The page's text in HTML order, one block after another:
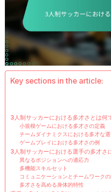
Key sections in the article:
3人制サッカーにおける多才さとは何
小規模ゲームにおける多才さの定義
チームダイナミクスにおける多才な
ゲームプレイにおける多才さの例
3人制サッカーにおける選手の多才さ
異なるポジションへの適応力
多機能スキルセット
コミュニケーションとチームワーク
多才さを高める身体的特性